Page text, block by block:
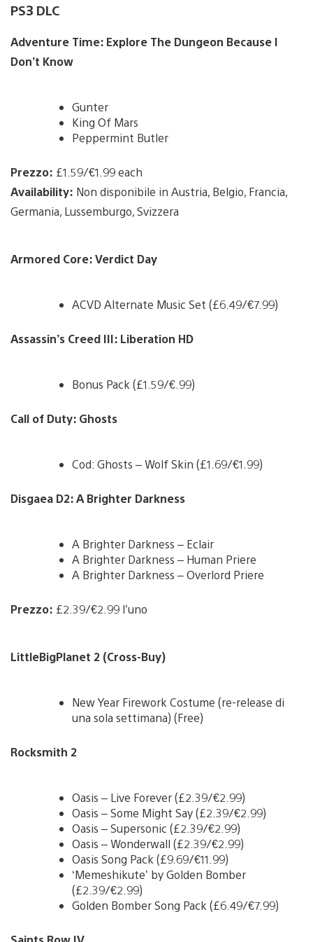
PS3 DLC
Adventure Time: Explore The Dungeon Because I
Don’t Know
Gunter
King Of Mars
Peppermint Butler
Prezzo: £1.59/€1.99 each
Availability: Non disponibile in Austria, Belgio, Francia,
Germania, Lussemburgo, Svizzera
Armored Core: Verdict Day
ACVD Alternate Music Set (£6.49/€7.99)
Assassin’s Creed III: Liberation HD
Bonus Pack (£1.59/€.99)
Call of Duty: Ghosts
Cod: Ghosts – Wolf Skin (£1.69/€1.99)
Disgaea D2: A Brighter Darkness
A Brighter Darkness – Eclair
A Brighter Darkness – Human Priere
A Brighter Darkness – Overlord Priere
Prezzo: £2.39/€2.99 l’uno
LittleBigPlanet 2 (Cross-Buy)
New Year Firework Costume (re-release di
una sola settimana) (Free)
Rocksmith 2
Oasis – Live Forever (£2.39/€2.99)
Oasis – Some Might Say (£2.39/€2.99)
Oasis – Supersonic (£2.39/€2.99)
Oasis – Wonderwall (£2.39/€2.99)
Oasis Song Pack (£9.69/€11.99)
‘Memeshikute’ by Golden Bomber
(£2.39/€2.99)
Golden Bomber Song Pack (£6.49/€7.99)